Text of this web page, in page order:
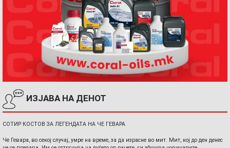
ИЗЈАВА НА ДЕНОТ
СОТИР КОСТОВ ЗА ЛЕГЕНДАТА НА ЧЕ ГЕВАРА
Че Гевара, во секој случај, умре на време, за да израсне во мит. Мит, кој до ден денес